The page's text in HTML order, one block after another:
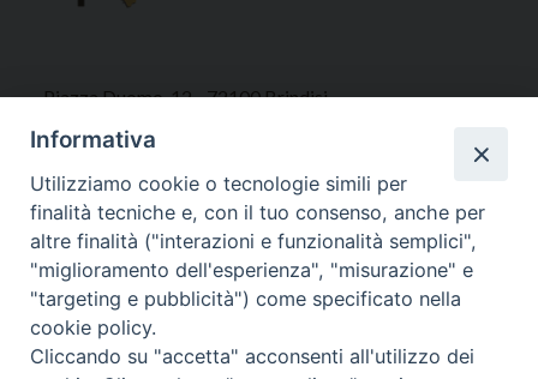
Piazza Duomo, 12 - 72100 Brindisi
Tel 0831.521958
Fax 0831.528315
Orari Curia
Mar. / Mer. / Giov. ore 9 - 13
nei mesi estivi solo Martedì ore 9 - 13
Informativa
Utilizziamo cookie o tecnologie simili per
finalità tecniche e, con il tuo consenso, anche per
altre finalità ("interazioni e funzionalità semplici",
"miglioramento dell'esperienza", "misurazione" e
"targeting e pubblicità") come specificato nella
cookie policy.
Cliccando su "accetta" acconsenti all'utilizzo dei